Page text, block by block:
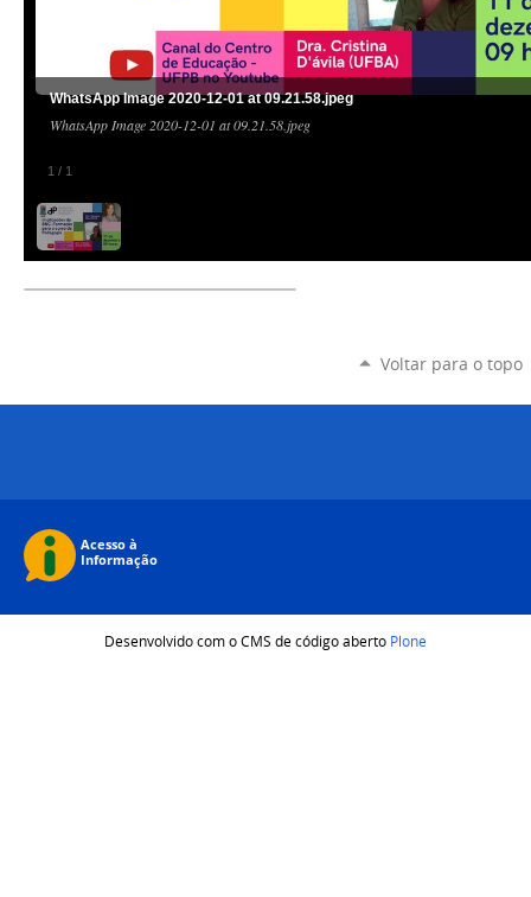
1 / 1
WhatsApp Image 2020-12-01 at 09.21.58.jpeg
WhatsApp Image 2020-12-01 at 09.21.58.jpeg
Voltar para o topo
Desenvolvido com o CMS de código aberto Plone